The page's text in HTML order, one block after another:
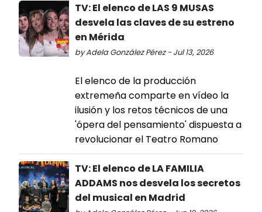
TV: El elenco de LAS 9 MUSAS
desvela las claves de su estreno
en Mérida
by Adela González Pérez - Jul 13, 2026
El elenco de la producción
extremeña comparte en vídeo la
ilusión y los retos técnicos de una
'ópera del pensamiento' dispuesta a
revolucionar el Teatro Romano
TV: El elenco de LA FAMILIA
ADDAMS nos desvela los secretos
del musical en Madrid